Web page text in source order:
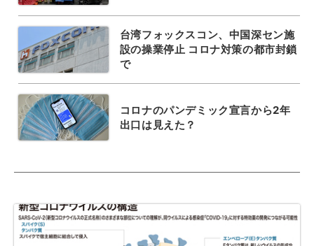
台湾フォックスコン、中国深セン施
設の操業停止 コロナ対策の都市封鎖
で
コロナのパンデミック宣言から2年
出口は見えた？